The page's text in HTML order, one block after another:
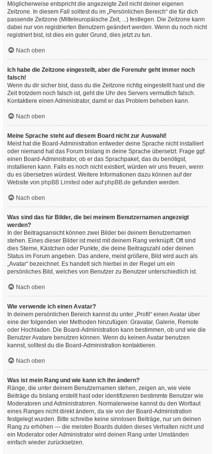
Möglicherweise entspricht die angezeigte Zeit nicht deiner eigenen
Zeitzone. In diesem Fall solltest du im „Persönlichen Bereich“ die für dich
passende Zeitzone (Mitteleuropäische Zeit, ...) festlegen. Die Zeitzone kann
dabei nur von registrierten Benutzern geändert werden. Wenn du noch nicht
registriert bist, ist dies ein guter Grund, dies jetzt zu tun.
Nach oben
Ich habe die Zeitzone eingestellt, aber die Forenuhr geht immer noch
falsch!
Wenn du dir sicher bist, dass du die Zeitzone richtig eingestellt hast und die
Zeit trotzdem noch falsch ist, geht die Uhr des Servers vermutlich falsch.
Kontaktiere einen Administrator, damit er das Problem beheben kann.
Nach oben
Meine Sprache steht auf diesem Board nicht zur Auswahl!
Meist hat die Board-Administration entweder deine Sprache nicht installiert
oder niemand hat das Forum bislang in deine Sprache übersetzt. Frage ggf.
einen Board-Administrator, ob er das Sprachpaket, das du benötigst,
installieren kann. Falls es noch nicht existiert, würden wir uns freuen, wenn
du es übersetzen würdest. Weitere Informationen dazu können auf der
Website von phpBB Limited oder aufphpBB.de gefunden werden.
Nach oben
Was sind das für Bilder, die bei meinem Benutzernamen angezeigt
werden?
In der Beitragsansicht können zwei Bilder bei deinem Benutzernamen
stehen. Eines dieser Bilder ist meist mit deinem Rang verknüpft: Oft sind
dies Sterne, Kästchen oder Punkte, die deine Beitragszahl oder deinen
Status im Forum angeben. Das andere, meist größere, Bild wird auch als
„Avatar“ bezeichnet. Es handelt sich hierbei in der Regel um ein
persönliches Bild, welches von Benutzer zu Benutzer unterschiedlich ist.
Nach oben
Wie verwende ich einen Avatar?
In deinem persönlichen Bereich kannst du unter „Profil“ einen Avatar über
eine der folgenden vier Methoden hinzufügen: Gravatar, Galerie, Remote
oder Hochladen. Die Board-Administration kann bestimmen, ob und wie die
Benutzer Avatare benutzen können. Wenn du keinen Avatar benutzen
kannst, solltest du die Board-Administration kontaktieren.
Nach oben
Was ist mein Rang und wie kann ich ihn ändern?
Ränge, die unter deinem Benutzernamen stehen, zeigen an, wie viele
Beiträge du bislang erstellt hast oder identifizieren bestimmte Benutzer wie
Moderatoren und Administratoren. Normalerweise kannst du den Wortlaut
eines Ranges nicht direkt ändern, da sie von der Board-Administration
festgelegt wurden. Bitte schreibe keine sinnlosen Beiträge, nur um deinen
Rang zu erhöhen — die meisten Boards dulden dieses Verhalten nicht und
ein Moderator oder Administrator wird deinen Rang unter Umständen
einfach wieder zurücksetzen.